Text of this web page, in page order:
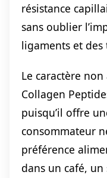
résistance
sans oublier
ligaments et des
Le caractère
Collagen
puisqu’il offre
consommateur
préférence
dans un café,